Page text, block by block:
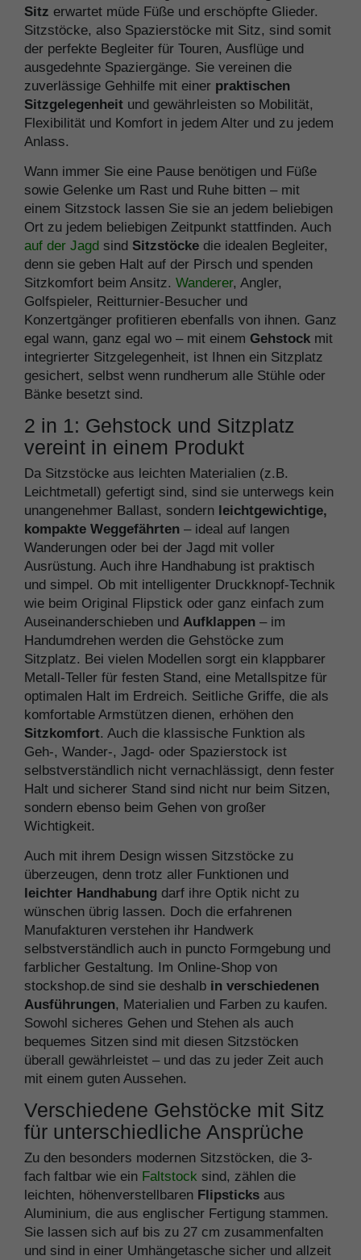
Sitz erwartet müde Füße und erschöpfte Glieder.
Sitzstöcke, also Spazierstöcke mit Sitz, sind somit
der perfekte Begleiter für Touren, Ausflüge und
ausgedehnte Spaziergänge. Sie vereinen die
zuverlässige Gehhilfe mit einer praktischen
Sitzgelegenheit und gewährleisten so Mobilität,
Flexibilität und Komfort in jedem Alter und zu jedem
Anlass.
Wann immer Sie eine Pause benötigen und Füße
sowie Gelenke um Rast und Ruhe bitten – mit
einem Sitzstock lassen Sie sie an jedem beliebigen
Ort zu jedem beliebigen Zeitpunkt stattfinden. Auch
auf der Jagd sind Sitzstöcke die idealen Begleiter,
denn sie geben Halt auf der Pirsch und spenden
Sitzkomfort beim Ansitz. Wanderer, Angler,
Golfspieler, Reitturnier-Besucher und
Konzertgänger profitieren ebenfalls von ihnen. Ganz
egal wann, ganz egal wo – mit einem Gehstock mit
integrierter Sitzgelegenheit, ist Ihnen ein Sitzplatz
gesichert, selbst wenn rundherum alle Stühle oder
Bänke besetzt sind.
2 in 1: Gehstock und Sitzplatz
vereint in einem Produkt
Da Sitzstöcke aus leichten Materialien (z.B.
Leichtmetall) gefertigt sind, sind sie unterwegs kein
unangenehmer Ballast, sondern leichtgewichtige,
kompakte Weggefährten – ideal auf langen
Wanderungen oder bei der Jagd mit voller
Ausrüstung. Auch ihre Handhabung ist praktisch
und simpel. Ob mit intelligenter Druckknopf-Technik
wie beim Original Flipstick oder ganz einfach zum
Auseinanderschieben und Aufklappen – im
Handumdrehen werden die Gehstöcke zum
Sitzplatz. Bei vielen Modellen sorgt ein klappbarer
Metall-Teller für festen Stand, eine Metallspitze für
optimalen Halt im Erdreich. Seitliche Griffe, die als
komfortable Armstützen dienen, erhöhen den
Sitzkomfort. Auch die klassische Funktion als
Geh-, Wander-, Jagd- oder Spazierstock ist
selbstverständlich nicht vernachlässigt, denn fester
Halt und sicherer Stand sind nicht nur beim Sitzen,
sondern ebenso beim Gehen von großer
Wichtigkeit.
Auch mit ihrem Design wissen Sitzstöcke zu
überzeugen, denn trotz aller Funktionen und
leichter Handhabung darf ihre Optik nicht zu
wünschen übrig lassen. Doch die erfahrenen
Manufakturen verstehen ihr Handwerk
selbstverständlich auch in puncto Formgebung und
farblicher Gestaltung. Im Online-Shop von
stockshop.de sind sie deshalb in verschiedenen
Ausführungen, Materialien und Farben zu kaufen.
Sowohl sicheres Gehen und Stehen als auch
bequemes Sitzen sind mit diesen Sitzstöcken
überall gewährleistet – und das zu jeder Zeit auch
mit einem guten Aussehen.
Verschiedene Gehstöcke mit Sitz
für unterschiedliche Ansprüche
Zu den besonders modernen Sitzstöcken, die 3-
fach faltbar wie ein Faltstock sind, zählen die
leichten, höhenverstellbaren Flipsticks aus
Aluminium, die aus englischer Fertigung stammen.
Sie lassen sich auf bis zu 27 cm zusammenfalten
und sind in einer Umhängetasche sicher und allzeit